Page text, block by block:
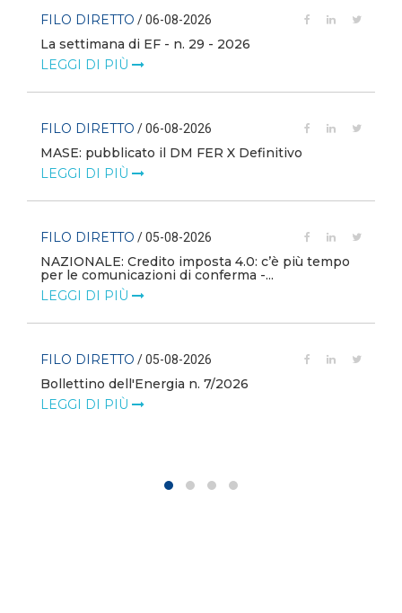
FILO DIRETTO / 06-08-2026
La settimana di EF - n. 29 - 2026
LEGGI DI PIÙ
FILO DIRETTO / 06-08-2026
MASE: pubblicato il DM FER X Definitivo
LEGGI DI PIÙ
FILO DIRETTO / 05-08-2026
NAZIONALE: Credito imposta 4.0: c’è più tempo
per le comunicazioni di conferma -...
LEGGI DI PIÙ
FILO DIRETTO / 05-08-2026
Bollettino dell'Energia n. 7/2026
LEGGI DI PIÙ